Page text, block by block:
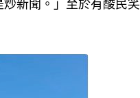
新聞。」至於有酸民笑